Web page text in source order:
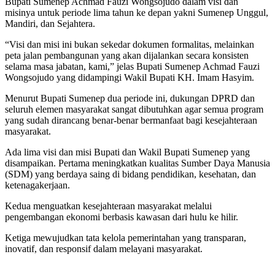
misinya untuk periode lima tahun ke depan yakni Sumenep Unggul,
Mandiri, dan Sejahtera.
“Visi dan misi ini bukan sekedar dokumen formalitas, melainkan
peta jalan pembangunan yang akan dijalankan secara konsisten
selama masa jabatan, kami,” jelas Bupati Sumenep Achmad Fauzi
Wongsojudo yang didampingi Wakil Bupati KH. Imam Hasyim.
Menurut Bupati Sumenep dua periode ini, dukungan DPRD dan
seluruh elemen masyarakat sangat dibutuhkan agar semua program
yang sudah dirancang benar-benar bermanfaat bagi kesejahteraan
masyarakat.
Ada lima visi dan misi Bupati dan Wakil Bupati Sumenep yang
disampaikan. Pertama meningkatkan kualitas Sumber Daya Manusia
(SDM) yang berdaya saing di bidang pendidikan, kesehatan, dan
ketenagakerjaan.
Kedua menguatkan kesejahteraan masyarakat melalui
pengembangan ekonomi berbasis kawasan dari hulu ke hilir.
Ketiga mewujudkan tata kelola pemerintahan yang transparan,
inovatif, dan responsif dalam melayani masyarakat.